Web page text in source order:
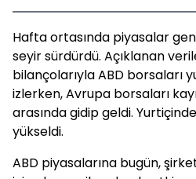
Hafta ortasında piyasalar
seyir sürdürdü. Açıklanan
bilançolarıyla ABD borsaları
izlerken, Avrupa borsaları
arasında gidip geldi.
yükseldi.
ABD piyasalarına bugün,